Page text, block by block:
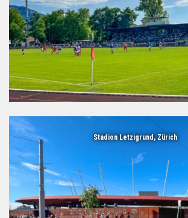
Stadion Letzigrund, Zürich